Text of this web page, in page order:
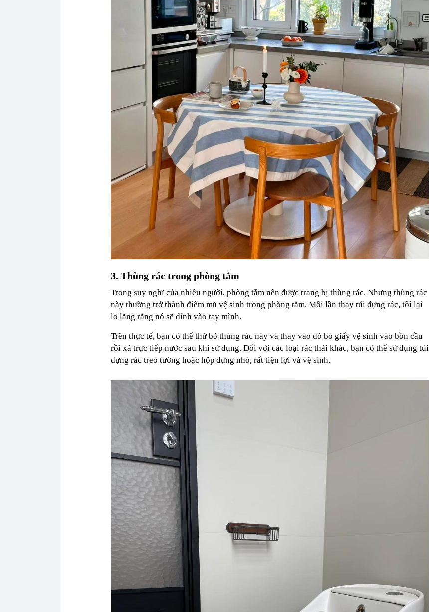
3. Thùng rác trong phòng tắm
Trong suy nghĩ của nhiều người, phòng tắm nên được trang bị thùng rác. Nhưng thùng rác
này thường trở thành điểm mù vệ sinh trong phòng tắm. Mỗi lần thay túi đựng rác, tôi lại
lo lắng rằng nó sẽ dính vào tay mình.
Trên thực tế, bạn có thể thử bỏ thùng rác này và thay vào đó bỏ giấy vệ sinh vào bồn cầu
rồi xả trực tiếp nước sau khi sử dụng. Đối với các loại rác thải khác, bạn có thể sử dụng túi
đựng rác treo tường hoặc hộp đựng nhỏ, rất tiện lợi và vệ sinh.